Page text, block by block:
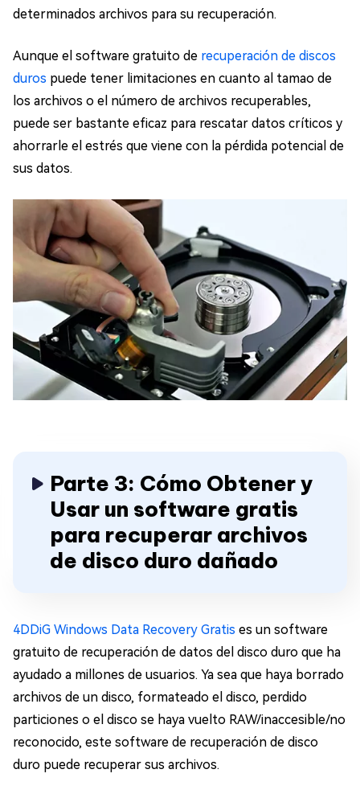
determinados archivos para su recuperación.
Aunque el software gratuito de recuperación de discos
duros puede tener limitaciones en cuanto al tamao de
los archivos o el número de archivos recuperables,
puede ser bastante eficaz para rescatar datos críticos y
ahorrarle el estrés que viene con la pérdida potencial de
sus datos.
Parte 3: Cómo Obtener y
Usar un software gratis
para recuperar archivos
de disco duro dañado
4DDiG Windows Data Recovery Gratis es un software
gratuito de recuperación de datos del disco duro que ha
ayudado a millones de usuarios. Ya sea que haya borrado
archivos de un disco, formateado el disco, perdido
particiones o el disco se haya vuelto RAW/inaccesible/no
reconocido, este software de recuperación de disco
duro puede recuperar sus archivos.